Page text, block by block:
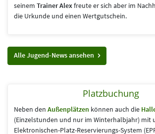
seinem Trainer Alexfreute er sich aber im
die Urkunde und einen Wertgutschein.
Alle Jugend-News ansehen
Platzbuchung
Neben den Außenplätzen können auch die
(Einzelstunden und nur im Winterhalbjahr) mit
Elektronischen-Platz-Reservierungs-System